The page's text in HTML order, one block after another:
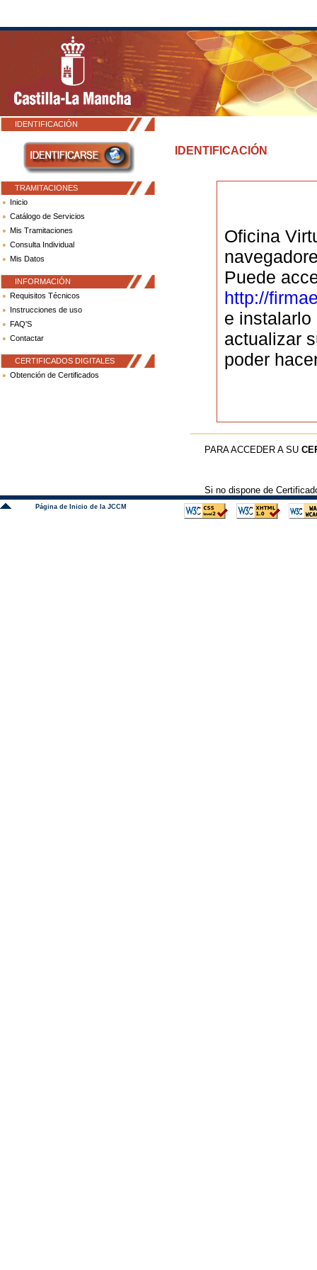
IDENTIFICACIÓN
TRAMITACIONES
Inicio
Catálogo de Servicios
Mis Tramitaciones
Consulta Individual
Mis Datos
INFORMACIÓN
Requisitos Técnicos
Instrucciones de uso
FAQ'S
Contactar
CERTIFICADOS DIGITALES
Obtención de Certificados
IDENTIFICACIÓN
Oficina
Puede
http://
e instalarlo
actualizar
poder
PARA ACCEDER A SU
Si no dispone de
Página de Inicio de la JCCM